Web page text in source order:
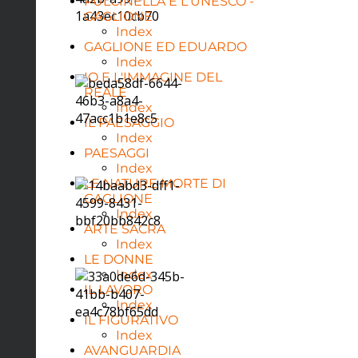
GAGLIONE
Index
GAGLIONE ED EDUARDO
Index
IO E L'IMMAGINE DEL
REALE
Index
IL PAESAGGIO
Index
PAESAGGI
Index
LE NATURE MORTE DI
GAGLIONE
Index
ARTE SACRA
Index
LE DONNE
Index
IL LAVORO
Index
IL FIGURATIVO
Index
AVANGUARDIA